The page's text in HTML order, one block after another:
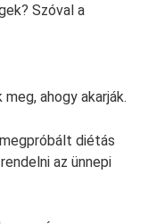
Szóval a
ahogy akarják.
diétás
az ünnepi